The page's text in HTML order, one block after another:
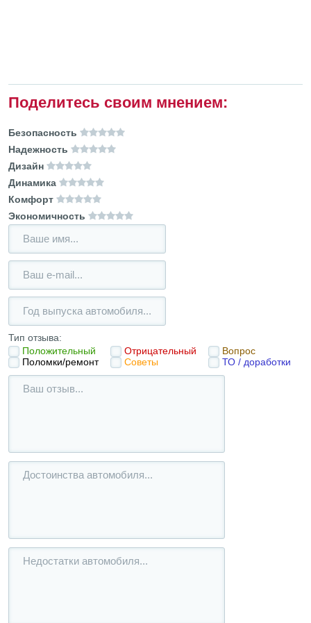
Поделитесь своим мнением:
Безопасность
Надежность
Дизайн
Динамика
Комфорт
Экономичность
Тип отзыва:
Положительный
Отрицательный
Вопрос
Поломки/ремонт
Советы ТО / доработки